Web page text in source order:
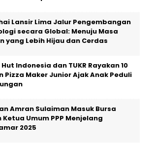
Lansir Lima Jalur Pengembangan
secara Global: Menuju Masa
yang Lebih Hijau dan Cerdas
Indonesia dan TUKR Rayakan 10
Pizza Maker Junior Ajak Anak Peduli
Amran Sulaiman Masuk Bursa
Ketua Umum PPP Menjelang
2025